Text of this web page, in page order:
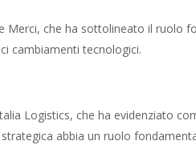
Merci, che ha sottolineato il ruolo
cambiamenti tecnologici.
Logistics, che ha evidenziato
abbia un ruolo